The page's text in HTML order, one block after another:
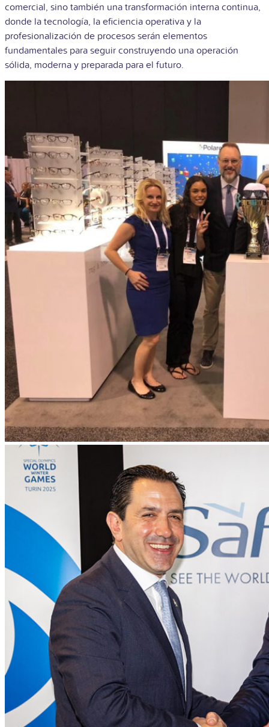
comercial, sino también una transformación interna continua,
donde la tecnología, la eficiencia operativa y la
profesionalización de procesos serán elementos
fundamentales para seguir construyendo una operación
sólida, moderna y preparada para el futuro.